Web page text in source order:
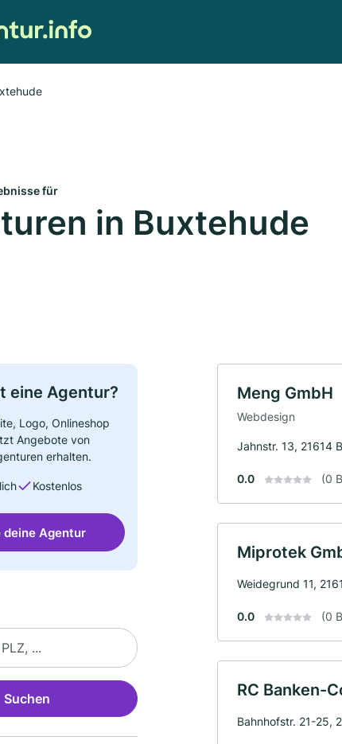
für
in Buxtehude
eine Agentur?
Logo, Onlineshop
Angebote von
erhalten.
Kostenlos
deine Agentur
Suchen
Meng GmbH
Webdesign
Jahnstr. 13, 21614
0.0 (0
Miprotek
Weidegrund 11,
0.0 (0
RC Banken-
Bahnhofstr. 21-25,